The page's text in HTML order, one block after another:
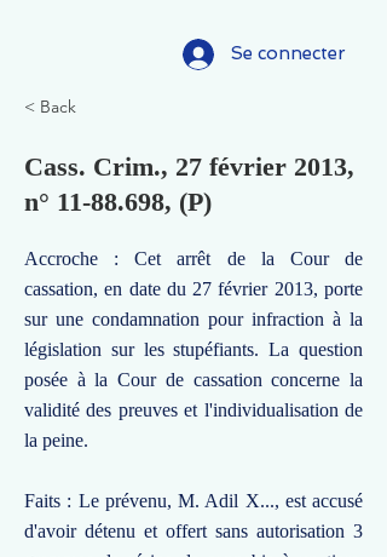
Se connecter
< Back
Cass. Crim., 27 février 2013,
n° 11-88.698, (P)
Accroche : Cet arrêt de la Cour de
cassation, en date du 27 février 2013, porte
sur une condamnation pour infraction à la
législation sur les stupéfiants. La question
posée à la Cour de cassation concerne la
validité des preuves et l'individualisation de
la peine.
Faits : Le prévenu, M. Adil X..., est accusé
d'avoir détenu et offert sans autorisation 3